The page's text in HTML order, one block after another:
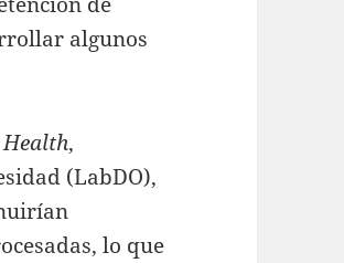
algunos
,
(LabDO),
lo que